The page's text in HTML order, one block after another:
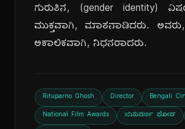
ಗುರುತಿನ, (gender identity)
ಮುಕ್ತವಾಗಿ, ಮಾತನಾಡಿದರು.
ಅಕಾಲಿಕವಾಗಿ, ನಿಧನರಾದರು.
Rituparno Ghosh Director Bengali
National Film Awards ಋತುಪರ್ಣ ಘೋಷ್